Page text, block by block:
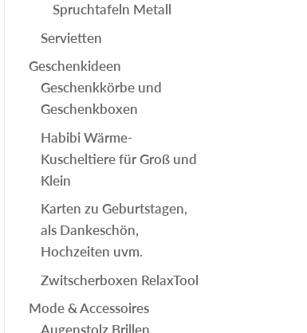
Spruchtafeln Metall
Servietten
Geschenkideen
Geschenkkörbe und
Geschenkboxen
Habibi Wärme-
Kuscheltiere für Groß und
Klein
Karten zu Geburtstagen,
als Dankeschön,
Hochzeiten uvm.
Zwitscherboxen RelaxTool
Mode & Accessoires
Augenstolz Brillen